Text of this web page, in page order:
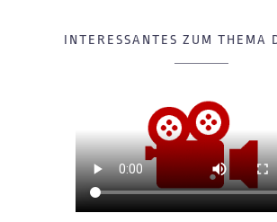
INTERESSANTES ZUM THEMA